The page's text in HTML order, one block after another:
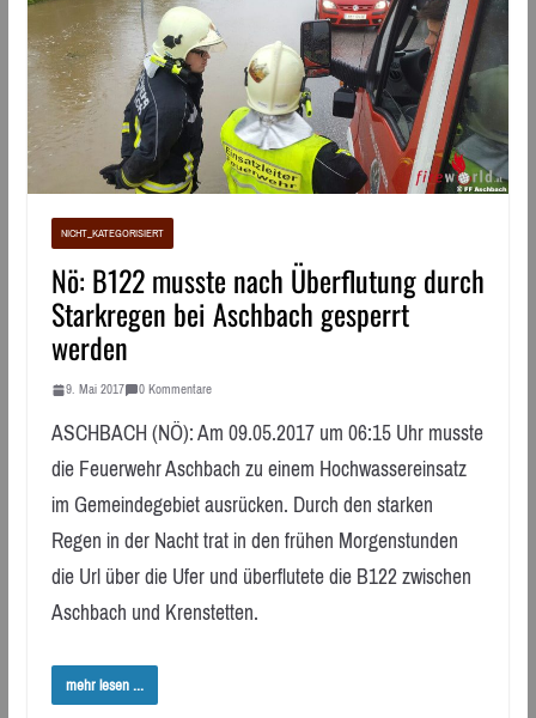
NICHT_KATEGORISIERT
Nö: B122 musste nach Überflutung durch
Starkregen bei Aschbach gesperrt
werden
9. Mai 2017 0 Kommentare
ASCHBACH (NÖ): Am 09.05.2017 um 06:15 Uhr musste
die Feuerwehr Aschbach zu einem Hochwassereinsatz
im Gemeindegebiet ausrücken. Durch den starken
Regen in der Nacht trat in den frühen Morgenstunden
die Url über die Ufer und überflutete die B122 zwischen
Aschbach und Krenstetten.
mehr lesen ...